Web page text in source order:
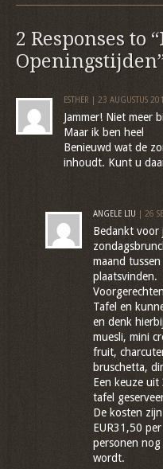
2 Responses to
ESTHER | 23 AUGUSTUS
Jammer! Niet meer
Maar ik ben heel
Benieuwd wat de
inhoudt. Kunt u
ANGELE LIU | 26
Bedankt voor
maand
plaatsvinden.
Tafel en
en denk
muesli, mini
fruit,
bruschetta,
Een keuze
tafel
De kosten
EUR31,50
personen nog
wordt.